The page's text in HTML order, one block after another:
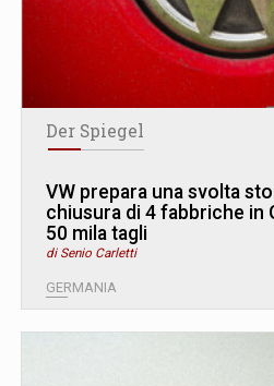
Der Spiegel
VW prepara una svolta
chiusura di 4 fabbriche in
50 mila tagli
di Senio Carletti
GERMANIA